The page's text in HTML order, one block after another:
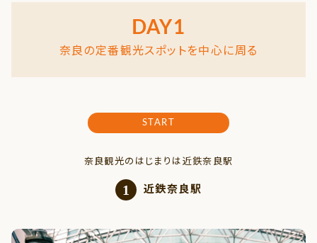
DAY1
奈良の定番観光スポットを中心に周る
START
奈良観光のはじまりは近鉄奈良駅
1 近鉄奈良駅